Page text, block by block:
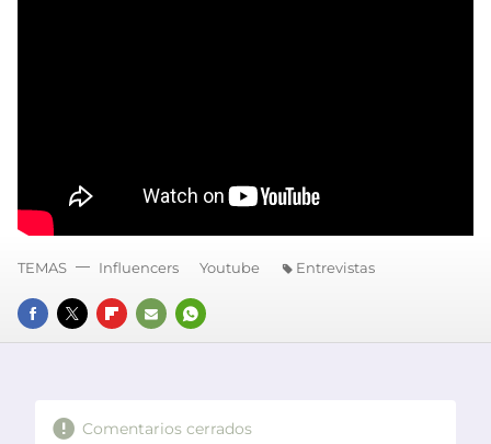
FACEBOOK
TWITTERFLIPBOARD
E-
WHATSAPP
TEMAS Influencers Youtube Entrevistas
Comentarios cerrados